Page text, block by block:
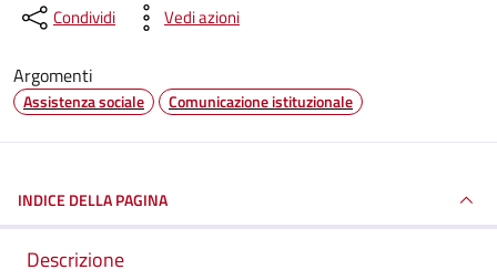
Condividi Vedi azioni
Argomenti
Assistenza sociale Comunicazione istituzionale
INDICE DELLA PAGINA
Descrizione